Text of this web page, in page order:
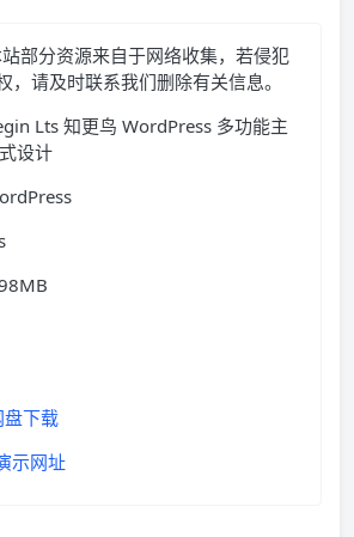
部分资源来自于网络收集，若侵犯
，请及时联系我们删除有关信息。
Lts 知更鸟 WordPress 多功能主
设计
盘下载
示网址